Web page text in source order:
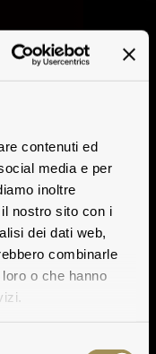
contenuti ed
media e per
inoltre
nostro sito con i
dei dati web,
combinarle
o che hanno